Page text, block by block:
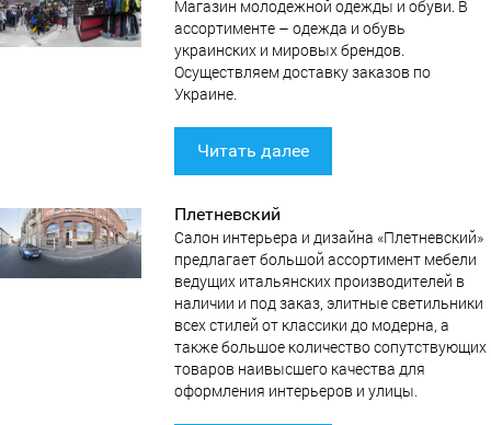
Магазин молодежной одежды и обуви. В
ассортименте – одежда и обувь
украинских и мировых брендов.
Осуществляем доставку заказов по
Украине.
Читать далее
Плетневский
Салон интерьера и дизайна «Плетневский»
предлагает большой ассортимент мебели
ведущих итальянских производителей в
наличии и под заказ, элитные светильники
всех стилей от классики до модерна, а
также большое количество сопутствующих
товаров наивысшего качества для
оформления интерьеров и улицы.